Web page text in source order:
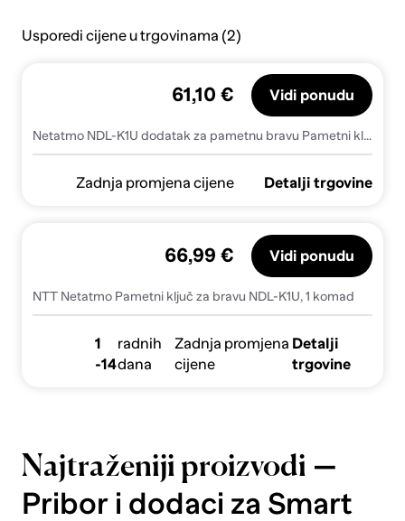
Usporedi cijene u trgovinama (2)
Netatmo NDL-K1U dodatak za pametnu bravu Pametni ključ
61,10 € Vidi ponudu
Zadnja promjena cijene Detalji trgovine
NTT Netatmo Pametni ključ za bravu NDL-K1U, 1 komad
66,99 € Vidi ponudu
1
-14
radnih
dana
Zadnja promjena
cijene
Detalji
trgovine
Najtraženiji proizvodi —
Pribor i dodaci za Smart